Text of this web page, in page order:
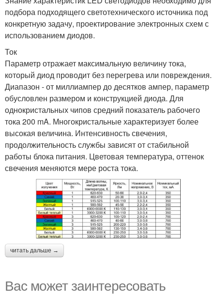
подбора подходящего светотехнического источника под
конкретную задачу, проектирование электронных схем с
использованием диодов.
Ток
Параметр отражает максимальную величину тока,
который диод проводит без перегрева или повреждения.
Диапазон - от миллиампер до десятков ампер, параметр
обусловлен размером и конструкцией диода. Для
однокристальных чипов средний показатель рабочего
тока 200 mA. Многокристальные характеризует более
высокая величина. Интенсивность свечения,
продолжительность службы зависят от стабильной
работы блока питания. Цветовая температура, оттенок
свечения меняются мере роста тока.
читать дальше →
Вас может заинтересовать